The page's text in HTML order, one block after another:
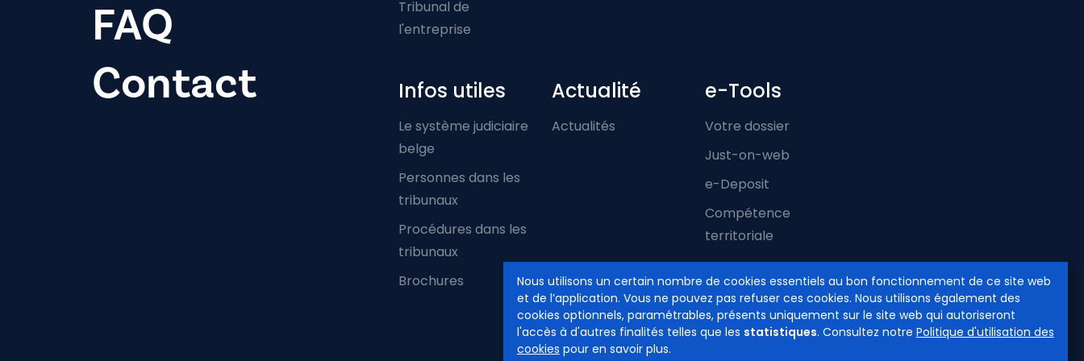
Nous utilisons un certain nombre de cookies essentiels au bon fonctionnement de ce site web
et de l’application. Vous ne pouvez pas refuser ces cookies. Nous utilisons également des
cookies optionnels, paramétrables, présents uniquement sur le site web qui autoriseront
l'accès à d'autres finalités telles que les statistiques. Consultez notre Politique d'utilisation des
cookies pour en savoir plus.
FAQ
Contact
Tribunal de
l'entreprise
Infos utiles
Le système judiciaire
belge
Personnes dans les
tribunaux
Procédures dans les
tribunaux
Brochures
Actualité
Actualités
e-Tools
Votre dossier
Just-on-web
e-Deposit
Compétence
territoriale